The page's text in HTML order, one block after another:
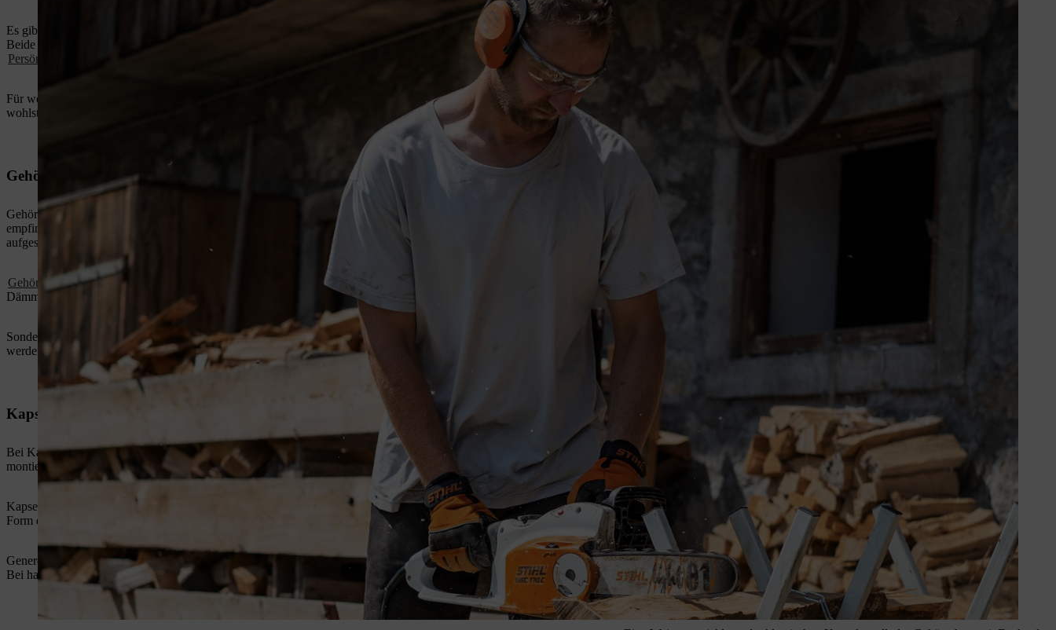
Es gibt zwei Grundformen: Gehörschutzstöpsel und Kapselgehörschutz. Wichtig: Der Schutz ist identisch – es gibt keine grundsätzlichen Unterschiede in der Lärmdämmung.
Beide Formen des Gehörschutzes gibt es mittlerweile in diversen Ausführungen für unterschiedliche Einsatzzwecke. Sie können auch mit anderen Bestandteilen der
Persönlichen Schutzausrüstung (PSA)
Für welche Form – ob Stöpsel oder Kapsel – Sie sich letztendlich entscheiden, liegt ganz bei Ihnen. In der Regel wählen Sie den Gehörschutz aus, mit dem Sie sich am
wohlsten fühlen.
Gehörschutzstöpsel
Gehörschutzstöpsel werden häufig in Werks- und Produktionshallen eingesetzt, wo man sie über eine längere Zeitspanne tragen muss. Der Vorteil der Stöpsel: Viele Menschen
empfinden das Tragen von Stöpseln in einer solchen Umgebung als angenehmer, weil die Ohren nicht schwitzen und der Gehörschutz nicht mehrmals ab- und wieder
aufgesetzt werden muss.
Gehörschutzstöpsel
bestehen in der Regel aus konisch geformtem PU-Schaum und lassen sich gut in den Gehörgang einführen. Durch den tiefen Sitz erreichen sie gute
Dämmwerte. Da sie nicht außen am Kopf getragen werden, sind Stöpsel für Brillentragende zudem meist komfortabler als Kapselgehörschützer.
Sonderformen stellen Gehörschutzstöpsel mit Verbindungsband oder -bügel bzw. Otoplastiken dar, die individuell an den Gehörgang der Trägerin oder des Trägers angepasst
werden.
Kapselgehörschutz
Bei Kapselgehörschutz handelt es sich um Aufsätze, die wie dicke Kopfhörer aussehen. Die Kapseln sind in der Regel an einem Kopfbügel befestigt oder werden an den Helm
montiert. Das Dämmprinzip ist dasselbe wie bei Gehörschutzstöpseln. In Arbeitspausen können sie einfach nach oben geklappt oder abgesetzt werden.
Kapselgehörschützer sind für alle Arbeiten drinnen und draußen geeignet. Die Kapseln können auch bei jedem Wetter eingesetzt werden. Bei kalten Temperaturen bietet diese
Form des Gehörschutzes sogar den Vorteil, dass während der Arbeit die Ohren warm blieben.
Generell empfiehlt sich die Verwendung von Gehörschutzkapseln, wenn man den Schutz oft auf- und absetzen muss bzw. wenn man in schmutzigen Umgebungen arbeitet.
Bei harzigen Händen, zum Beispiel bei Arbeiten im Forst, sind Kapseln hygienischer zu bedienen als Stöpsel.
Gehörschutz mit Bluetooth®